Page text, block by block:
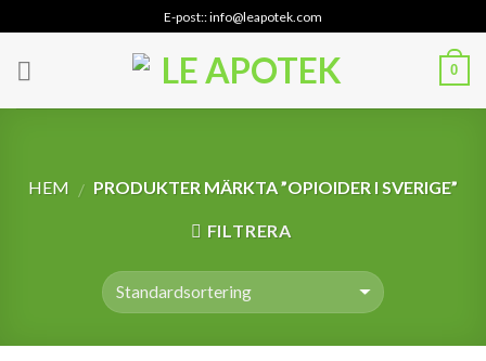
to
content
E-post:: info@leapotek.com
0
HEM / PRODUKTER MÄRKTA ”OPIOIDER I SVERIGE”
FILTRERA